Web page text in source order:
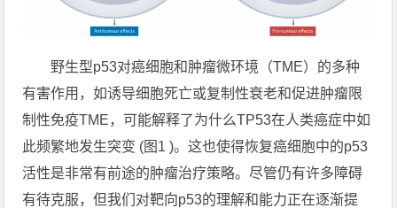
野生型p53对癌细胞和肿瘤微环境（TME）的多种
有害作用，如诱导细胞死亡或复制性衰老和促进肿瘤限
制性免疫TME，可能解释了为什么TP53在人类癌症中如
此频繁地发生突变 (图1 )。这也使得恢复癌细胞中的p53
活性是非常有前途的肿瘤治疗策略。尽管仍有许多障碍
有待克服，但我们对靶向p53的理解和能力正在逐渐提